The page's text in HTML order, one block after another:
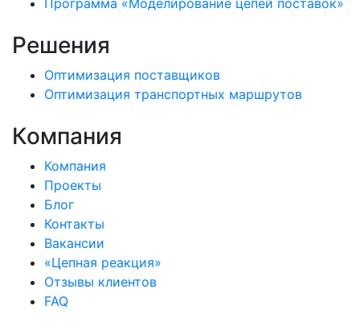
Решения
Оптимизация поставщиков
Оптимизация транспортных маршрутов
Компания
Компания
Проекты
Блог
Контакты
Вакансии
«Цепная реакция»
Отзывы клиентов
FAQ